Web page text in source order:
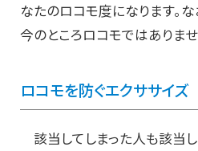
なたのロコモ度になります。
今のところロコモではありませ
ロコモを防ぐエクササイズ
該当してしまった人も該当